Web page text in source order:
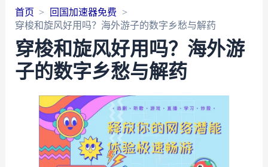
首页
回国加速器免费
穿梭和旋风好用吗？海外游子的数字乡愁与解药
穿梭和旋风好用吗？海外游
子的数字乡愁与解药